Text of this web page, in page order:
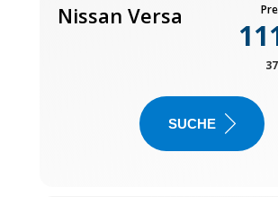
Nissan Versa
SUCHE